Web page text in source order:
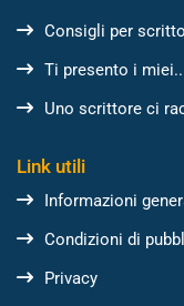
Consigli per
Ti presento i
Uno scrittore ci
Link utili
Informazioni
Condizioni di
Privacy